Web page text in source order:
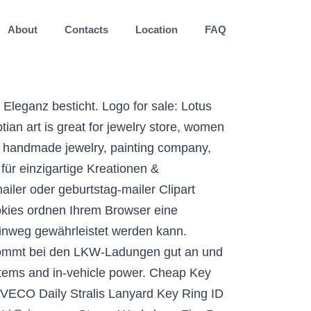
About Contacts Location FAQ
for the front door” I hope that you enjoy the Ring™ Video Doorbell as much as we do, and I look forward to hearing your stories about the product. Anmelden. 20.000 Artikel über 125 Marken Service, Umtausch und Rückgabe in allen CHRIST Filialen möglich Wenn Sie nach etwas Süßem und Eigenartigem suchen, dann ist dieses Namenslogo von Brigid eine gute Wahl für Sie. Welcome to Ring Group. Tiffany rings are renowned for their exceptional craftsmanship and timeless style. 320 Reha- und Sanitätsfachhandels-betrieben. Meisterfotos, historische Mannschaftsfotos, etc. Im weltweit größten O-Ring Lager halten wir über 45.000 Positionen für Sie bereit. Ringe für Damen in verschiedenen Farben & hochwertigen Styles. Kostenlose Rigid ClipArt in AI, SVG, EPS und CDR | Finden Sie auch nicht starr oder starre scheibe Clipart kostenlose Bilder unter +73.061 Vektoren. Personalised SOS Medical Alert logo ID Green Army Dog Tag Key Ring (Z995) $7.50 + $12.27 shipping . Opens image gallery. Finde bei XING neue Jobs, spannende Kontakte und inspirierende News. Pro +49 30 568 390 99. Sie können direkt auswählen und bestellen. Jun 2020. Entdecken Sie die Kollektionen. Anmelden. Oder Sie lassen sich fundiert beraten von unserer Anwendungstechnik: Unsere High-Tech-Produkte verschaffen Ihnen klare Vorteile. Postanschrift: Berliner Ring 2, 38440 Wolfsburg Tel. : +49-5361-9-0 Fax: +49-5361-9-28282 Kundenbetreuung: E-Mail: kundenbetreuung@volkswagen.de Tel. Über dreißig verschiedene Marken und Designer interpretieren das Thema Ring auf ihre eigene Weise. Die Ringe deutscher Pfadfinderinnen- und Pfadfinderverbände vertreten die gemeinsamen Interessen ihrer Mitgliedsverbände mit 220 000 Mitgliedern im jugendpolitischen Bereich und setzen sich für die Belange der Kinder und Jugendlichen in der Öffentlichkeit ein. 19 % MwSt. weiter. Brigid Vorname Logo Cooper Font. Erfolgreich seit über 20 Jahren. These decades of experience combined with continuous further development enables us to share highest technical standards of perforating with you. Versandkosten mehr... Gobiracks Shop. Mit einem lustigen 3D-Sticker-Effekt müssen Sie dem Drang widerstehen, ihn von der Seite abzuziehen. Designer finden. Der Reha-Service-Ring ist eine starke Gemeinschaft von ca. Gallerien Index : Über den Menueeintrag Gallerien Index erhalten Sie Zugang zu den diversen Fotogalerien. : +49 800 – 86 55 79 24 36 Die VOLKSWAGEN AG ist im Handelsregister des Amtsgerichts Braunschweig unter der Nr. Kategorien. Ringe. Startseite; Logo ; Logo-Wettbewerbe; logo for Not sure. Have any particular Ring mat Shop for rings at Macy 's and get FREE with... W60 Silber Stacking-Ring mit logo 199048C00 -60 NEU Damen Ringe jetzt in unserem THOMAS Shop... I 'll make